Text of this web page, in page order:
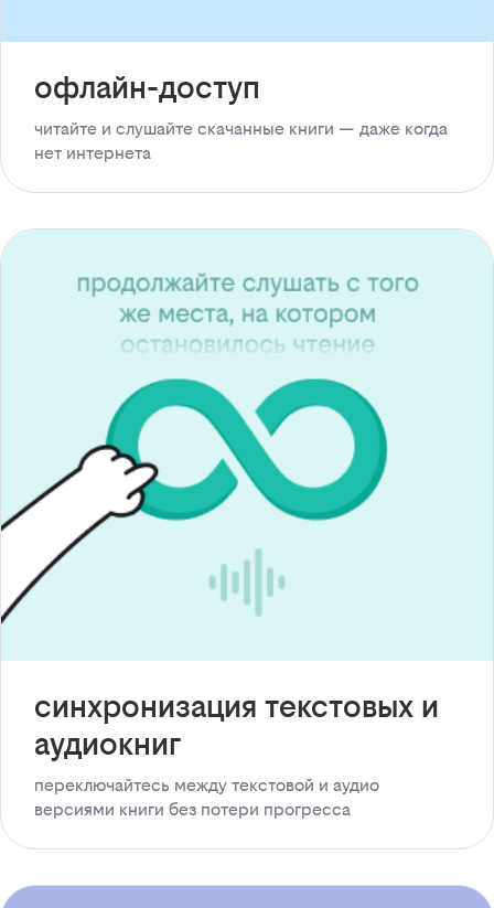
офлайн-доступ
читайте и слушайте скачанные книги — даже когда
нет интернета
синхронизация текстовых и
аудиокниг
переключайтесь между текстовой и аудио
версиями книги без потери прогресса